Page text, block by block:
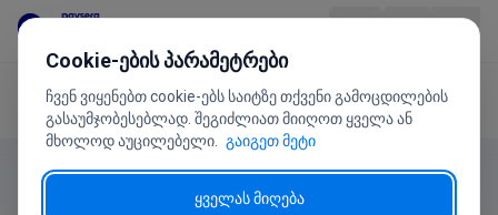
გადასვლა შინაარსზე
პროდუქტი
ინდუსტრიები
მთავარი მომხმარებლის სახელმძღვანელო
Cookie-ების პარამეტრები
ჩვენ ვიყენებთ cookie-ებს საიტზე თქვენი გამოცდილების
გასაუმჯობესებლად. შეგიძლიათ მიიღოთ ყველა ან
მხოლოდ აუცილებელი.
გაიგეთ მეტი
ყველას მიღება